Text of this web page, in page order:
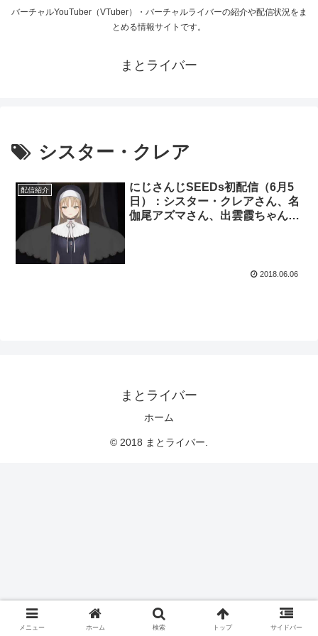
バーチャルYouTuber（VTuber）・バーチャルライバーの紹介や配信状況をま
とめる情報サイトです。
まとライバー
シスター・クレア
配信紹介
にじさんじSEEDs初配信（6月5
日）：シスター・クレアさん、名
伽尾アズマさん、出雲霞ちゃん、
2018.06.06
まとライバー
ホーム
© 2018 まとライバー.
メニュー ホーム 検索 トップ サイドバー